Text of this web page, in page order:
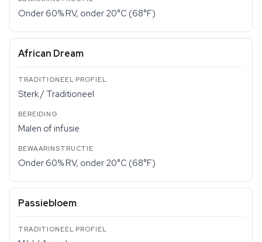
Onder 60% RV, onder 20°C (68°F)
African Dream
Sterk / Traditioneel
Malen of infusie
Onder 60% RV, onder 20°C (68°F)
Passiebloem